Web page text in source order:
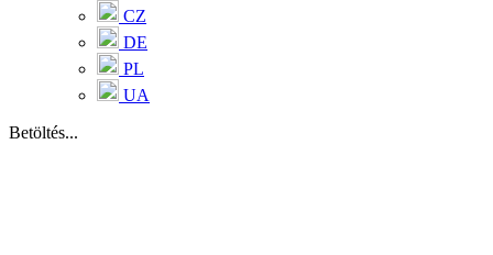
CZ
DE
PL
UA
Betöltés...